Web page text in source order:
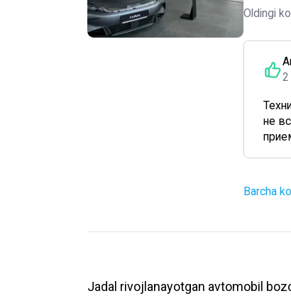
Oldingi
2
не
Barcha
Jadal rivojlanayotgan avtomobil